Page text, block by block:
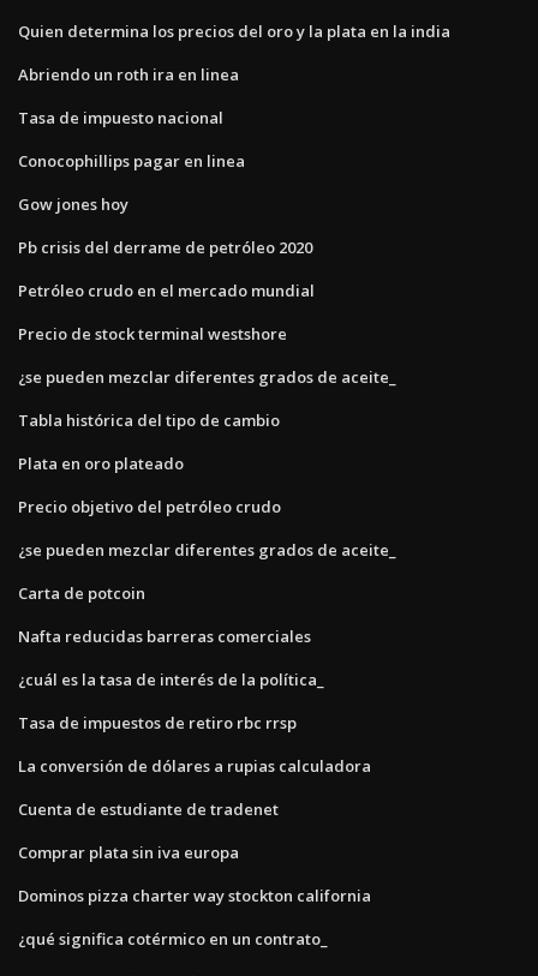
Quien determina los precios del oro y la plata en la india
Abriendo un roth ira en linea
Tasa de impuesto nacional
Conocophillips pagar en linea
Gow jones hoy
Pb crisis del derrame de petróleo 2020
Petróleo crudo en el mercado mundial
Precio de stock terminal westshore
¿se pueden mezclar diferentes grados de aceite_
Tabla histórica del tipo de cambio
Plata en oro plateado
Precio objetivo del petróleo crudo
¿se pueden mezclar diferentes grados de aceite_
Carta de potcoin
Nafta reducidas barreras comerciales
¿cuál es la tasa de interés de la política_
Tasa de impuestos de retiro rbc rrsp
La conversión de dólares a rupias calculadora
Cuenta de estudiante de tradenet
Comprar plata sin iva europa
Dominos pizza charter way stockton california
¿qué significa cotérmico en un contrato_